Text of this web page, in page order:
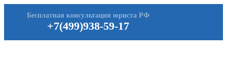
+7(499)938-59-17
Бесплатная консультация юриста РФ